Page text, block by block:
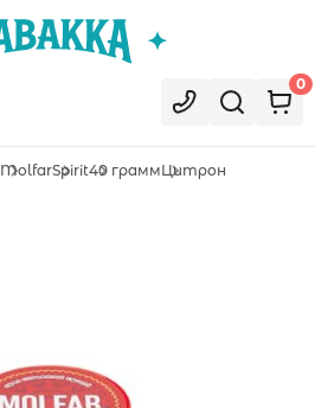
0
MolfarSpirit40 граммЦитрон